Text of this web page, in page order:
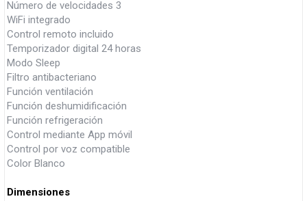
Número de velocidades 3
WiFi integrado
Control remoto incluido
Temporizador digital 24 horas
Modo Sleep
Filtro antibacteriano
Función ventilación
Función deshumidificación
Función refrigeración
Control mediante App móvil
Control por voz compatible
Color Blanco
Dimensiones